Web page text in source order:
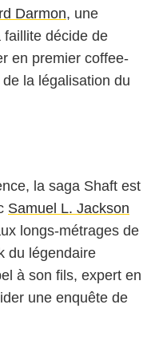
Darmon, une
décide de
en premier coffee-
la légalisation du
la saga Shaft est
Samuel L. Jackson
longs-métrages de
du légendaire
à son fils, expert en
une enquête de